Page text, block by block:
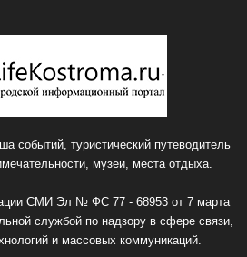
событий, туристический путеводитель
музеи, места отдыха.
СМИ Эл № ФС 77 - 68953 от 7 марта
службой по надзору в сфере связи,
и массовых коммуникаций.